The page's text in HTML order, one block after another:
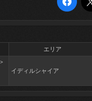
エリア
>
イディルシャイア